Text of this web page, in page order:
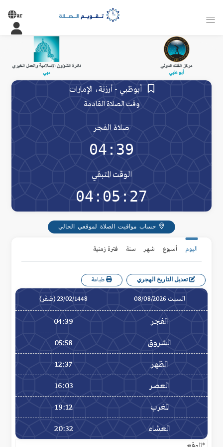
ar
أبوظبي - أرزنة، الإمارات
وقت الصلاة القادمة
صلاة الفجر
04:39
الوقت المتبقي
04:05:27
اليوم أسبوع شهر سنة فترة زمنية
طباعة تعديل التاريخ الهجري
السبت 08/08/2026 23/02/1448 (صَفَر)
الفجر 04:39
الشروق 05:58
الظهر 12:37
العصر 16:03
المغرب 19:12
العشاء 20:32